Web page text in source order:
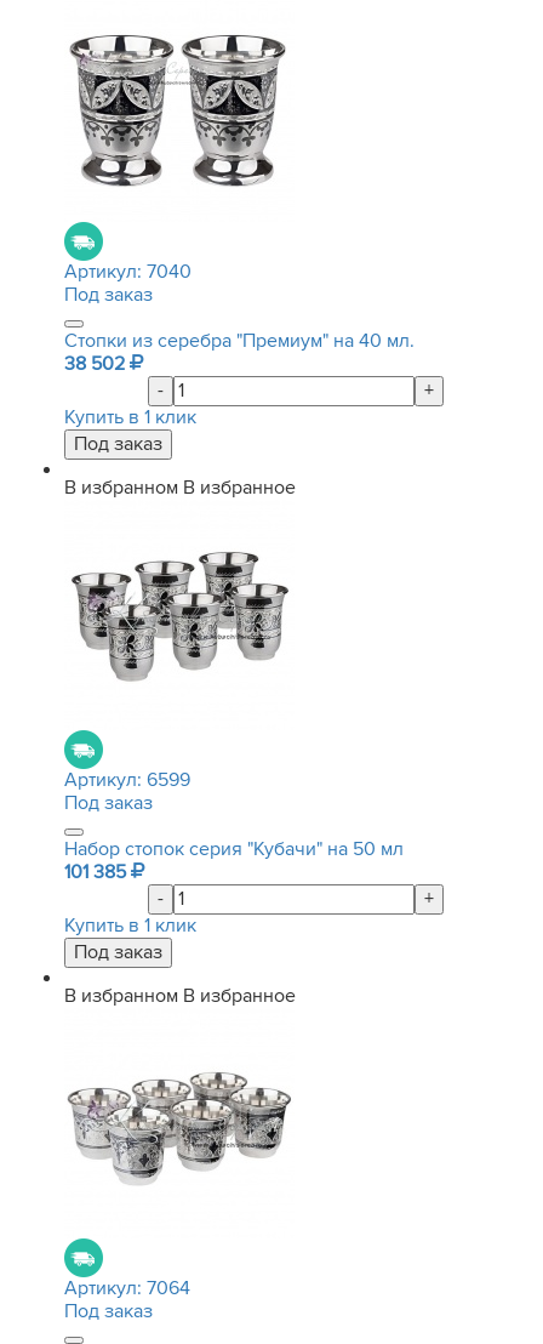
Артикул: 7040
Под заказ
Стопки из серебра "Премиум" на 40 мл.
38 502
-
+
Купить в 1 клик
В избранном В избранное
Артикул: 6599
Под заказ
Набор стопок серия "Кубачи" на 50 мл
101 385
-
+
Купить в 1 клик
В избранном В избранное
Артикул: 7064
Под заказ